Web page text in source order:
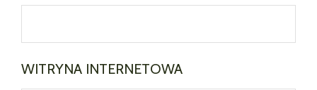
WITRYNA INTERNETOWA